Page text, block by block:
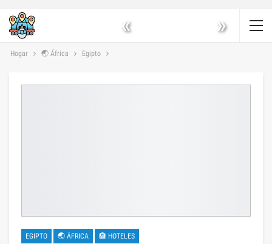
« »
Hogar 🌏 África Egipto
EGIPTO 🌏 ÁFRICA 🏨 HOTELES